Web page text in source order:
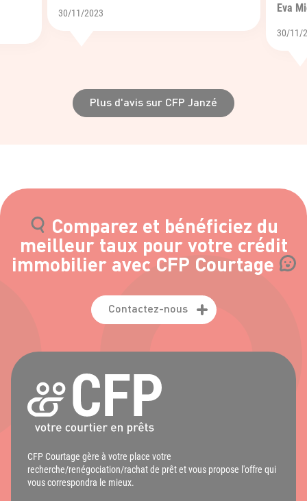
30/11/2023 Eva
30/11/
Plus d'avis sur CFP Janzé
Comparez et bénéficiez du
meilleur taux pour votre crédit
immobilier avec CFP Courtage
Contactez-nous
CFP Courtage gère à votre place votre
recherche/renégociation/rachat de prêt et vous propose l'offre qui
vous correspondra le mieux.